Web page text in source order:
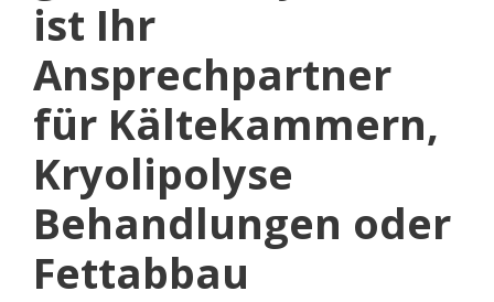
ist Ihr
Ansprechpartner
für Kältekammern,
Kryolipolyse
Behandlungen oder
Fettabbau